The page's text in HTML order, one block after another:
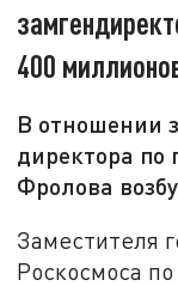
400
В отношении
директора по
Фролова
Заместителя
Роскосмоса по